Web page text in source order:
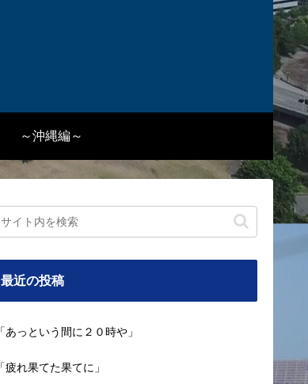
～沖縄編～
最近の投稿
「あっという間に２０時や」
「疲れ果てた果てに」